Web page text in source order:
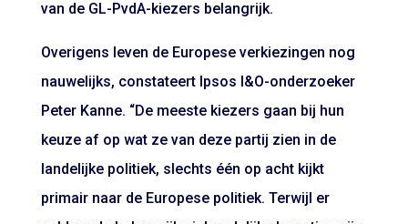
van de GL-PvdA-kiezers belangrijk.
Overigens leven de Europese verkiezingen nog
nauwelijks, constateert Ipsos I&O-onderzoeker
Peter Kanne. “De meeste kiezers gaan bij hun
keuze af op wat ze van deze partij zien in de
landelijke politiek, slechts één op acht kijkt
primair naar de Europese politiek. Terwijl er